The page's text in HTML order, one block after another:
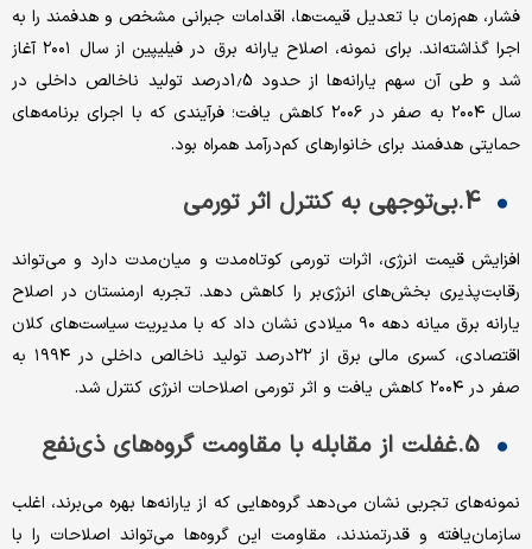
فشار، هم‌زمان با تعدیل قیمت‌ها، اقدامات جبرانی مشخص و هدفمند را به
اجرا گذاشته‌اند. برای نمونه، اصلاح یارانه برق در فیلیپین از سال ۲۰۰۱ آغاز
شد و طی آن سهم یارانه‌ها از حدود 1.5درصد تولید ناخالص داخلی در
سال ۲۰۰۴ به صفر در ۲۰۰۶ کاهش یافت؛ فرآیندی که با اجرای برنامه‌های
حمایتی هدفمند برای خانوارهای کم‌درآمد همراه بود.
4.بی‌توجهی به کنترل اثر تورمی
افزایش قیمت انرژی، اثرات تورمی کوتاه‌مدت و میان‌مدت دارد و می‌تواند
رقابت‌پذیری بخش‌های انرژی‌بر را کاهش دهد. تجربه ارمنستان در اصلاح
یارانه برق میانه دهه ۹۰ میلادی نشان داد که با مدیریت سیاست‌های کلان
اقتصادی، کسری مالی برق از ۲۲‌درصد تولید ناخالص داخلی در ۱۹۹۴ به
صفر در ۲۰۰۴ کاهش یافت و اثر تورمی اصلاحات انرژی کنترل شد.
5.غفلت از مقابله با مقاومت گروه‌های ذی‌نفع
نمونه‌های تجربی نشان می‌دهد گروه‌هایی که از یارانه‌ها بهره می‌برند، اغلب
سازمان‌یافته و قدرتمندند، مقاومت این گروه‌ها می‌تواند اصلاحات را با